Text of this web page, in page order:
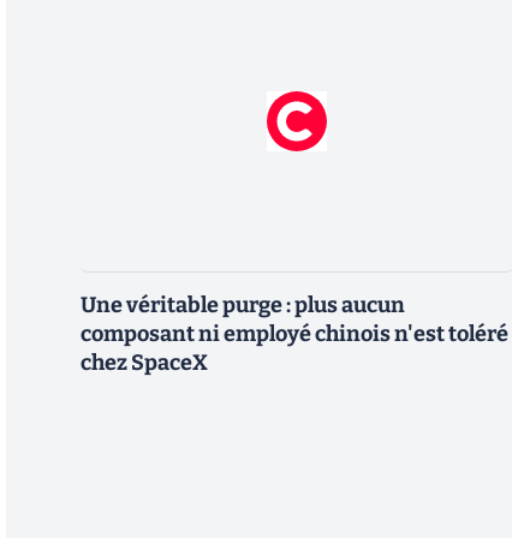
Une véritable purge : plus aucun
composant ni employé chinois n'est toléré
chez SpaceX